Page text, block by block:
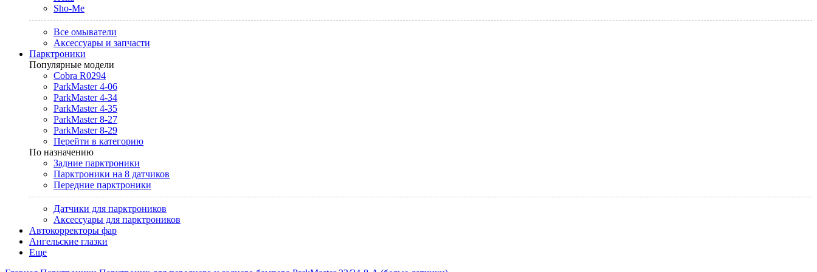
Sho-Me
Все омыватели
Аксессуары и запчасти
Парктроники
Популярные модели
Cobra R0294
ParkMaster 4-06
ParkMaster 4-34
ParkMaster 4-35
ParkMaster 8-27
ParkMaster 8-29
Перейти в категорию
По назначению
Задние парктроники
Парктроники на 8 датчиков
Передние парктроники
Датчики для парктроников
Аксессуары для парктроников
Автокорректоры фар
Ангельские глазки
Еще